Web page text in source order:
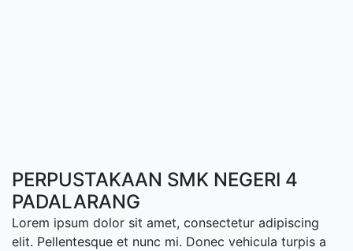
PERPUSTAKAAN SMK NEGERI 4
PADALARANG
Lorem ipsum dolor sit amet, consectetur adipiscing
elit. Pellentesque et nunc mi. Donec vehicula turpis a